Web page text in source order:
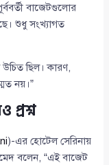
বাজেটগুলোর
শুধু সংখ্যাগত
ছিল। কারণ,
নয়।”
প্রশ্ন
)-এর হোটেল সেরিনায়
বলেন, “এই বাজেট